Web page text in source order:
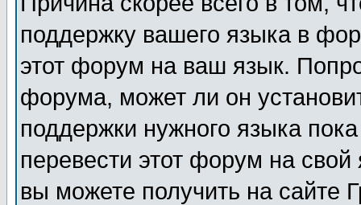
поддержку вашего языка в
этот форум на ваш язык.
форума, может ли он
поддержки нужного языка
перевести этот форум на
вы можете получить на сайте